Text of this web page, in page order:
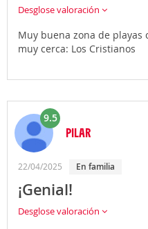
Desglose valoración
Muy buena zona de
muy cerca: Los Cristianos
9.5
PILAR
22/04/2025 En familia
¡Genial!
Desglose valoración